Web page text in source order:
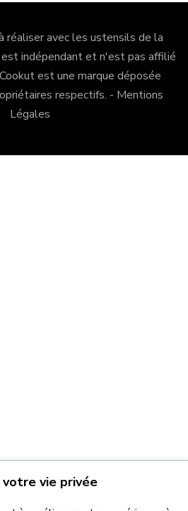
réaliser avec les ustensils de la
est indépendant et n'est pas affilié
Cookutest une marque déposée
respectifs. - Mentions
Légales
vie privée